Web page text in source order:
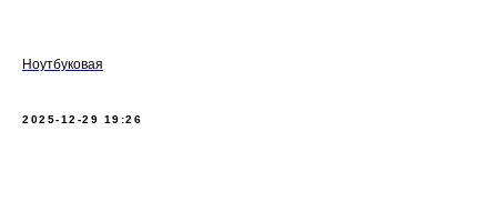
Ноутбуковая
2025-12-29 19:26